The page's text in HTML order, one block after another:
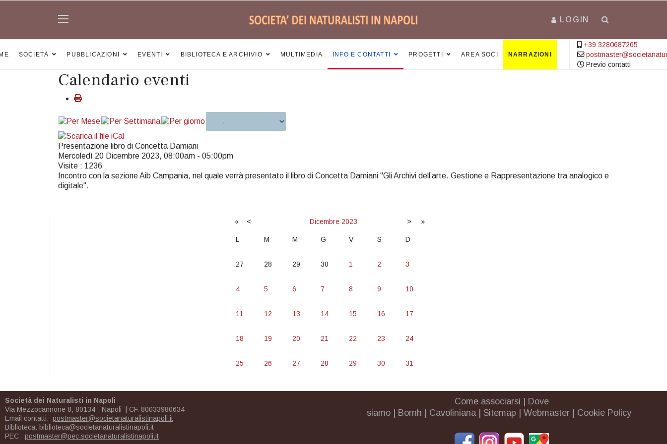
LOGIN
SOCIETÀ PUBBLICAZIONI EVENTI BIBLIOTECA E ARCHIVIO MULTIMEDIA INFO E CONTATTI PROGETTI AREA SOCI NARRAZIONI
+39 3280687265
Previo contatti
Calendario eventi
Presentazione libro di Concetta Damiani
Mercoledì 20 Dicembre 2023, 08:00am - 05:00pm
Visite : 1236
Incontro con la sezione Aib Campania, nel quale verrà presentato il libro di Concetta Damiani "Gli Archivi dell’arte. Gestione e Rappresentazione tra analogico e
digitale".
« < Dicembre 2023 > »
L M M G V S D
27 28 29 30 1 2 3
4 5 6 7 8 9 10
11 12 13 14 15 16 17
18 19 20 21 22 23 24
25 26 27 28 29 30 31
Società dei Naturalisti in Napoli
Via Mezzocannone 8, 80134 - Napoli | CF. 80033980634
Email contatti: postmaster@societanaturalistinapoli.it
Biblioteca: biblioteca@societanaturalistinapoli.it
PEC
postmaster@pec.societanaturalistinapoli.it
Come associarsi
Dove
siamo
Bornh Cavoliniana| Sitemap Webmaster Cookie Policy